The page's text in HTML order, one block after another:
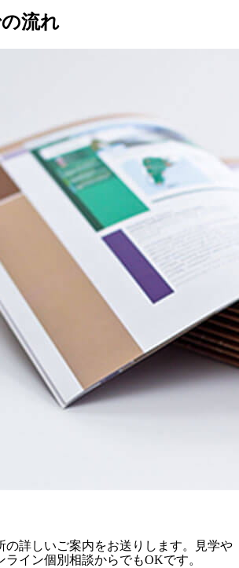
流れ
の詳しいご案内をお送りします。見学や
ライン個別相談からでもOKです。